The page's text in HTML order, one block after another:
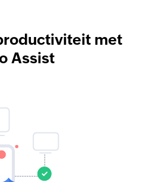
met
Assist